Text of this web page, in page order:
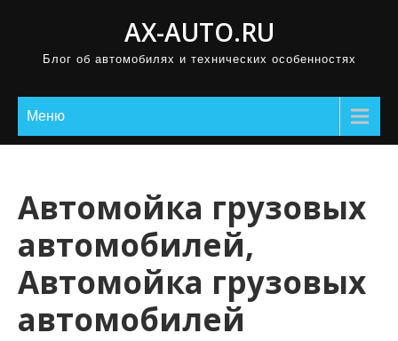
AX-AUTO.RU
Блог об автомобилях и технических особенностях
Меню
Автомойка грузовых
автомобилей,
Автомойка грузовых
автомобилей